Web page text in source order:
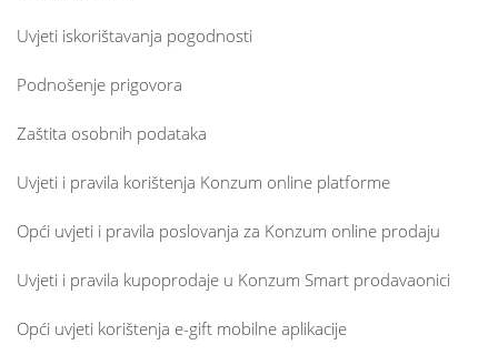
Uvjeti iskorištavanja pogodnosti
Podnošenje prigovora
Zaštita osobnih podataka
Uvjeti i pravila korištenja Konzum online platforme
Opći uvjeti i pravila poslovanja za Konzum online prodaju
Uvjeti i pravila kupoprodaje u Konzum Smart prodavaonici
Opći uvjeti korištenja e-gift mobilne aplikacije